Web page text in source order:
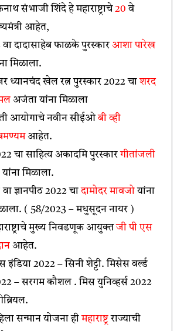
संभाजी शिंदे हे महाराष्ट्राचे20 वे
आहेत,
वा दादासाहेब फाळके पुरस्कार आशा पारेख
मिळाला.
ध्यानचंद खेल रत्न पुरस्कार 2022 चाशरद
अजंता यांना मिळाला
आयोगाचे नवीन सीईओबी व्ही
आहेत.
चा साहित्य अकादमि पुरस्कारगीतांजली
यांना मिळाला.
वा ज्ञानपीठ 2022 चादामोदर मावजोयांना
( 58/2023 – मधुसूदन नायर )
मुख्य निवडणूक आयुक्तजी पी एस
आहेत.
इंडिया 2022 – सिनी शेट्टी. मिसेस वर्ल्ड
– सरगम कौशल . मिस युनिव्हर्स 2022
सन्मान योजना हीमहाराष्ट्रराज्याची